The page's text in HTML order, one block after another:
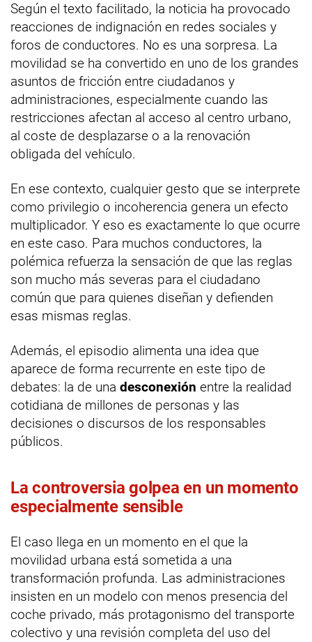
Según el texto facilitado, la noticia ha provocado
reacciones de indignación en redes sociales y
foros de conductores. No es una sorpresa. La
movilidad se ha convertido en uno de los grandes
asuntos de fricción entre ciudadanos y
administraciones, especialmente cuando las
restricciones afectan al acceso al centro urbano,
al coste de desplazarse o a la renovación
obligada del vehículo.
En ese contexto, cualquier gesto que se interprete
como privilegio o incoherencia genera un efecto
multiplicador. Y eso es exactamente lo que ocurre
en este caso. Para muchos conductores, la
polémica refuerza la sensación de que las reglas
son mucho más severas para el ciudadano
común que para quienes diseñan y defienden
esas mismas reglas.
Además, el episodio alimenta una idea que
aparece de forma recurrente en este tipo de
debates: la de una desconexión entre la realidad
cotidiana de millones de personas y las
decisiones o discursos de los responsables
públicos.
La controversia golpea en un momento
especialmente sensible
El caso llega en un momento en el que la
movilidad urbana está sometida a una
transformación profunda. Las administraciones
insisten en un modelo con menos presencia del
coche privado, más protagonismo del transporte
colectivo y una revisión completa del uso del